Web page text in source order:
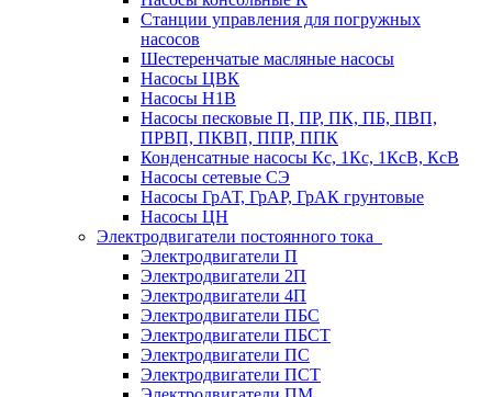
Станции управления для погружных
насосов
Шестеренчатые масляные насосы
Насосы ЦВК
Насосы Н1В
Насосы песковые П, ПР, ПК, ПБ, ПВП,
ПРВП, ПКВП, ППР, ППК
Конденсатные насосы Кс, 1Кс, 1КсВ, КсВ
Насосы сетевые СЭ
Насосы ГрАТ, ГрАР, ГрАК грунтовые
Насосы ЦН
Электродвигатели постоянного тока
Электродвигатели П
Электродвигатели 2П
Электродвигатели 4П
Электродвигатели ПБС
Электродвигатели ПБСТ
Электродвигатели ПС
Электродвигатели ПСТ